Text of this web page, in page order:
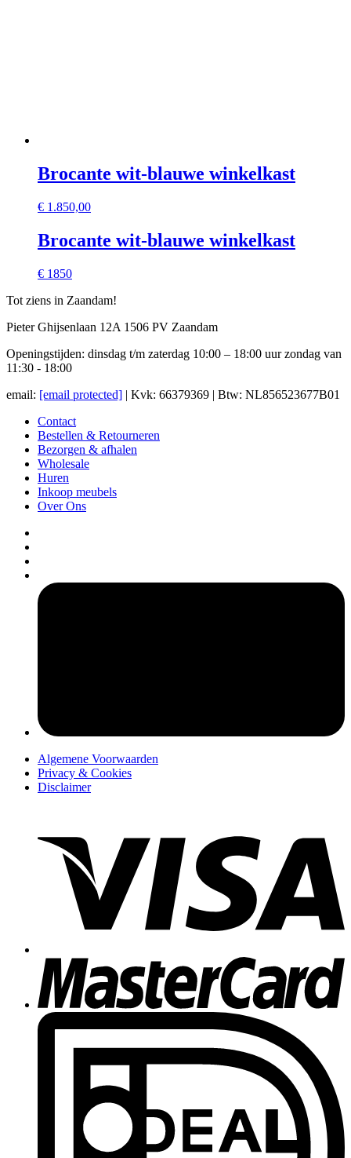
Brocante wit-blauwe winkelkast
€ 1.850,00
Brocante wit-blauwe winkelkast
€ 1850
Tot ziens in Zaandam!
Pieter Ghijsenlaan 12A 1506 PV Zaandam
Openingstijden: dinsdag t/m zaterdag 10:00 – 18:00 uur zondag van
11:30 - 18:00
email: [email protected] | Kvk: 66379369 | Btw: NL856523677B01
Contact
Bestellen & Retourneren
Bezorgen & afhalen
Wholesale
Huren
Inkoop meubels
Over Ons
Algemene Voorwaarden
Privacy & Cookies
Disclaimer